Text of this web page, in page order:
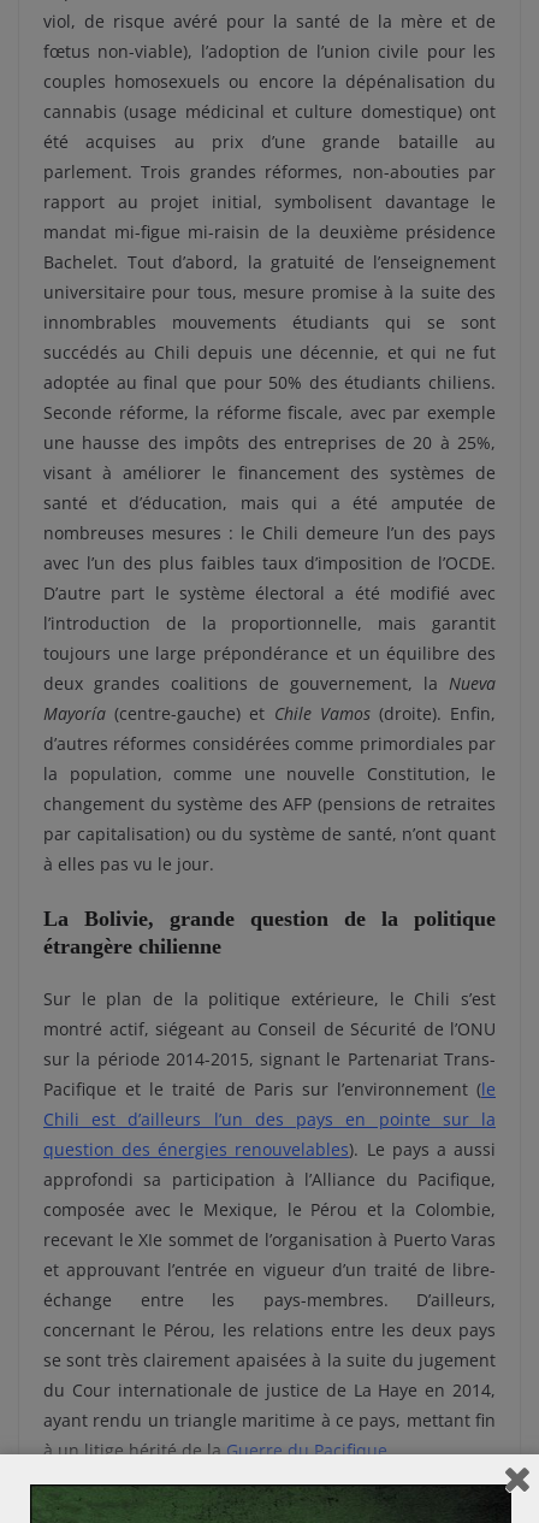
viol, de risque avéré pour la santé de la mère et de
fœtus non-viable), l’adoption de l’union civile pour les
couples homosexuels ou encore la dépénalisation du
cannabis (usage médicinal et culture domestique) ont
été acquises au prix d’une grande bataille au
parlement. Trois grandes réformes, non-abouties par
rapport au projet initial, symbolisent davantage le
mandat mi-figue mi-raisin de la deuxième présidence
Bachelet. Tout d’abord, la gratuité de l’enseignement
universitaire pour tous, mesure promise à la suite des
innombrables mouvements étudiants qui se sont
succédés au Chili depuis une décennie, et qui ne fut
adoptée au final que pour 50% des étudiants chiliens.
Seconde réforme, la réforme fiscale, avec par exemple
une hausse des impôts des entreprises de 20 à 25%,
visant à améliorer le financement des systèmes de
santé et d’éducation, mais qui a été amputée de
nombreuses mesures : le Chili demeure l’un des pays
avec l’un des plus faibles taux d’imposition de l’OCDE.
D’autre part le système électoral a été modifié avec
l’introduction de la proportionnelle, mais garantit
toujours une large prépondérance et un équilibre des
deux grandes coalitions de gouvernement, la Nueva
Mayoría (centre-gauche) et Chile Vamos(droite). Enfin,
d’autres réformes considérées comme primordiales par
la population, comme une nouvelle Constitution, le
changement du système des AFP (pensions de retraites
par capitalisation) ou du système de santé, n’ont quant
à elles pas vu le jour.
La Bolivie, grande question de la politique
étrangère chilienne
Sur le plan de la politique extérieure, le Chili s’est
montré actif, siégeant au Conseil de Sécurité de l’ONU
sur la période 2014-2015, signant le Partenariat Trans-
Pacifique et le traité de Paris sur l’environnement (le
Chili est d’ailleurs l’un des pays en pointe sur la
question des énergies renouvelables). Le pays a aussi
approfondi sa participation à l’Alliance du Pacifique,
composée avec le Mexique, le Pérou et la Colombie,
recevant le XIe sommet de l’organisation à Puerto Varas
et approuvant l’entrée en vigueur d’un traité de libre-
échange entre les pays-membres. D’ailleurs,
concernant le Pérou, les relations entre les deux pays
se sont très clairement apaisées à la suite du jugement
du Cour internationale de justice de La Haye en 2014,
ayant rendu un triangle maritime à ce pays, mettant fin
à un litige hérité de laGuerre du Pacifique.
Si Michelle Bachelet s’est évertuée à entretenir des